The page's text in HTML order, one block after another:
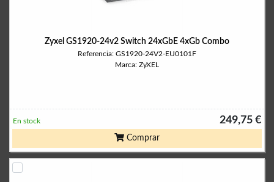
Zyxel GS1920-24v2 Switch 24xGbE 4xGb Combo
Referencia: GS1920-24V2-EU0101F
Marca: ZyXEL
249,75 €
En stock
Comprar